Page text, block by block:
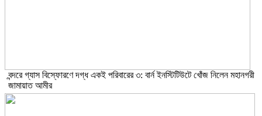
বন্দরে গ্যাস বিস্ফোরণে দগ্ধ একই পরিবারের ৩: বার্ন ইনস্টিটিউটে খোঁজ নিলেন মহানগরী
জামায়াত আমীর